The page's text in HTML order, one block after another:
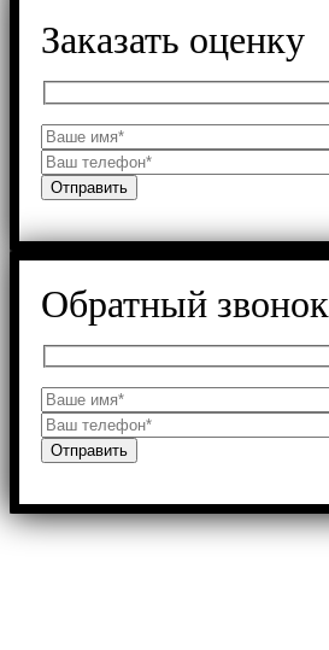
Заказать оценку
Обратный звонок